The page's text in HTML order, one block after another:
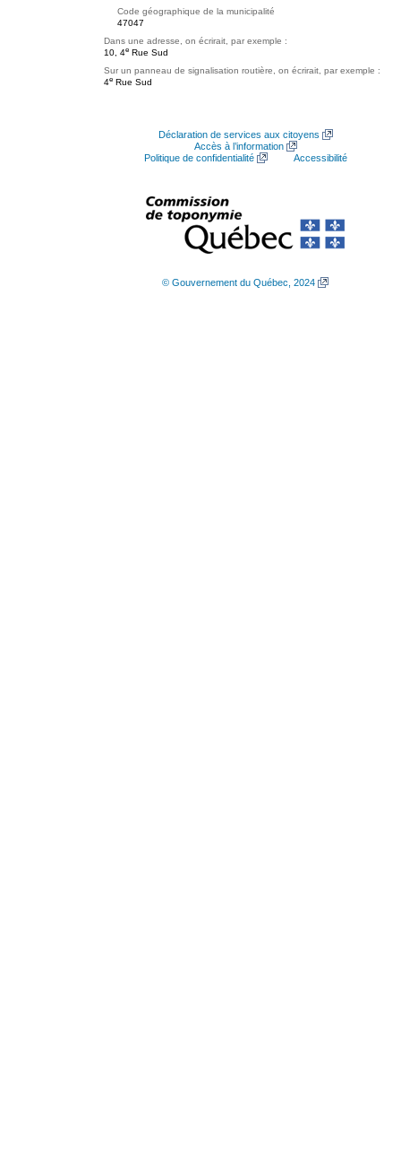
Code géographique de la municipalité
47047
Dans une adresse, on écrirait, par exemple :
10, 4e Rue Sud
Sur un panneau de signalisation routière, on écrirait, par exemple :
4e Rue Sud
Déclaration de services aux citoyens
Accès à l’information
Politique de confidentialité
Accessibilité
© Gouvernement du Québec, 2024